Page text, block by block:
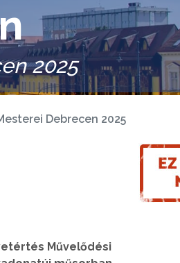
2025
Debrecen 2025
Művelődési